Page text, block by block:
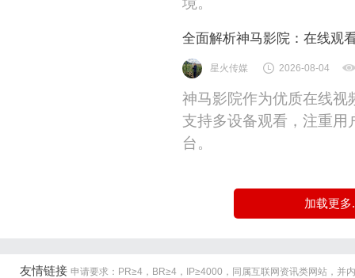
全面解析神马影院：在线观
星火传媒 2026-08-04
神马影院作为优质在线视
支持多设备观看，注重
台。
加载更多
友情链接 申请要求：PR≥4，BR≥4，IP≥4000，同属互联网资讯类网站，并